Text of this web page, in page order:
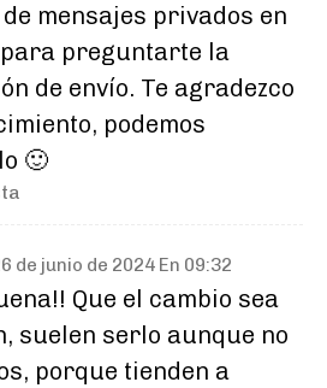
mensajes privados en
preguntarte la
de envío. Te agradezco
podemos
🙂
de junio de 2024 En 09:32
Que el cambio sea
suelen serlo aunque no
porque tienden a